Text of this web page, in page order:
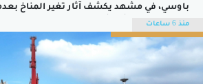
باوسي، في مشهد يكشف آثار تغير المناخ
الشهر الماضي أكثر أشهر تموز جفافا على
بشأن الأمن الغذائي، مع حدوث موجات الحر
منذ 6 ساعات